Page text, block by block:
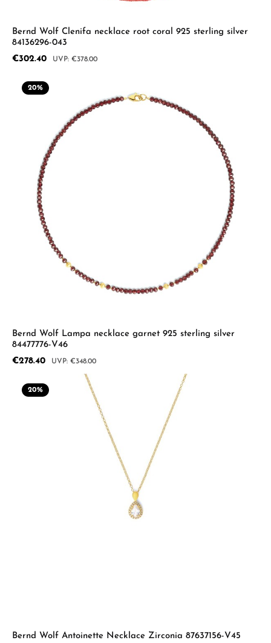
Bernd Wolf Clenifa necklace root coral 925 sterling silver
84136296-043
Sale price:
€302.40 Regular price:
€378.00
20%
Bernd Wolf Lampa necklace garnet 925 sterling silver
84477776-V46
Sale price:
€278.40 Regular price:
€348.00
20%
Bernd Wolf Antoinette Necklace Zirconia 87637156-V45